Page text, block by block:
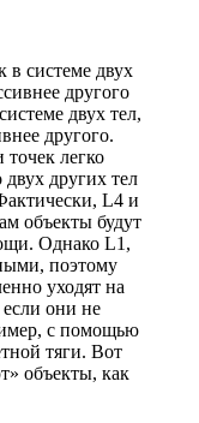
двух тел,
другого.
легко
двух других тел
L4 и
объекты будут
Однако L1,
поэтому
уходят на
они не
с помощью
тяги. Вот
объекты, как